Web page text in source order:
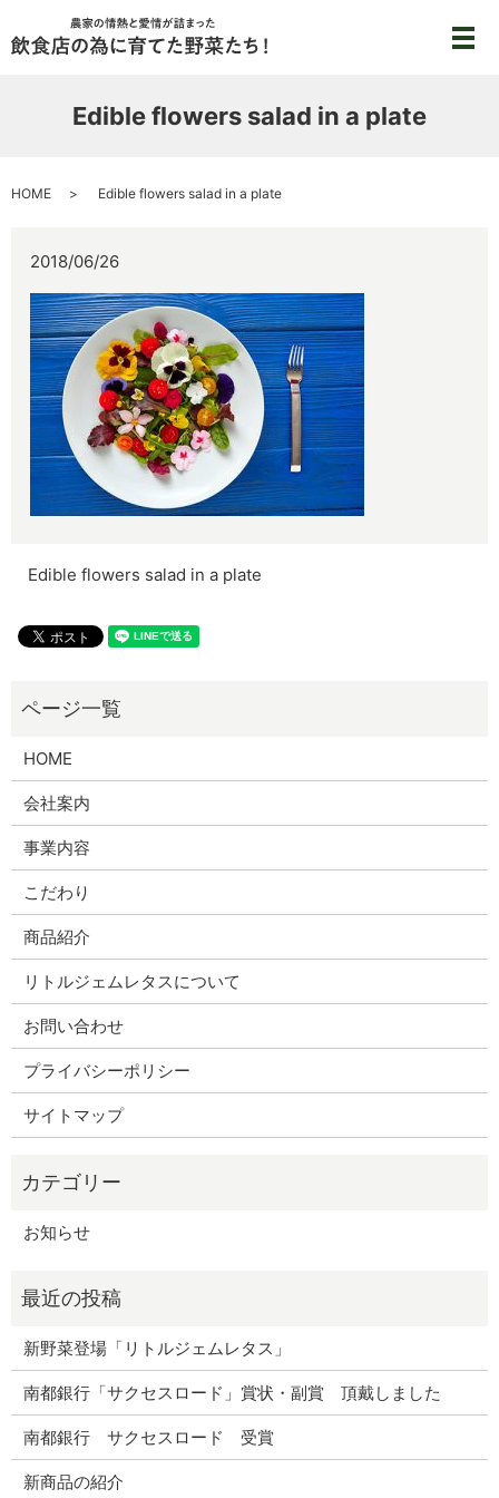
メ
Edible flowers salad in a plate
HOME Edible flowers salad in a plate
2018/06/26
Edible flowers salad in a plate
HOME
会社案内
事業内容
こだわり
商品紹介
リトルジェムレタスについて
お問い合わせ
プライバシーポリシー
サイトマップ
お知らせ
新野菜登場「リトルジェムレタス」
南都銀行「サクセスロード」賞状・副賞 頂戴しました
南都銀行 サクセスロード 受賞
新商品の紹介